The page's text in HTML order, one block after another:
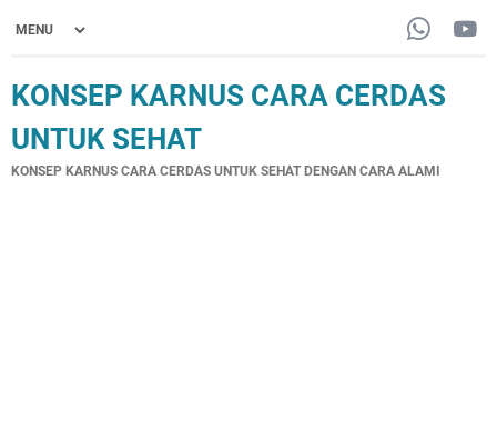
KONSEP KARNUS CARA CERDAS
UNTUK SEHAT
KONSEP KARNUS CARA CERDAS UNTUK SEHAT DENGAN CARA ALAMI